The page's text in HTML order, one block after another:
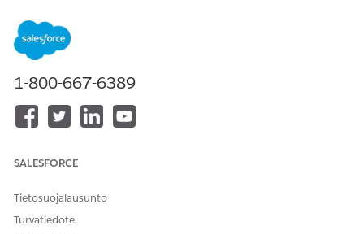
1-800-667-6389
SALESFORCE
Tietosuojalausunto
Turvatiedote